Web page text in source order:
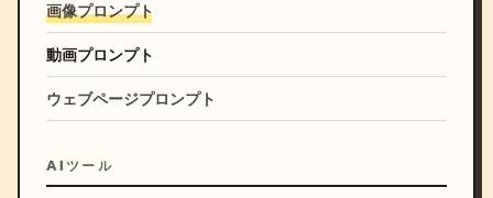
画像プロンプト
動画プロンプト
ウェブページプロンプト
AIツール